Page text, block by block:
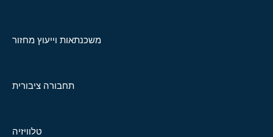
משכנתאות וייעוץ מחזור
תחבורה ציבורית
טלוויזיה